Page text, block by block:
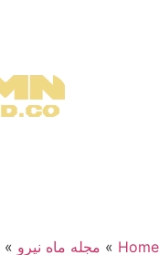
Home
» مجله ماه نیرو »